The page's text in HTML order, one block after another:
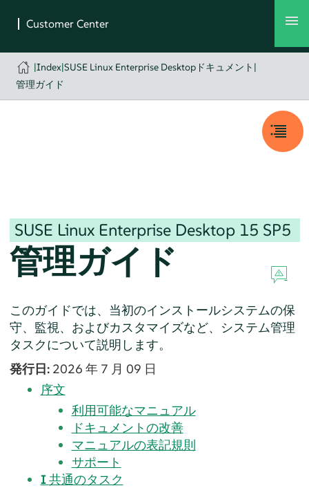
|Index|SUSE Linux Enterprise Desktopドキュメント |
管理ガイド
SUSE Linux Enterprise Desktop 15 SP5
管理ガイド
このガイドでは、当初のインストールシステムの保
守、監視、およびカスタマイズなど、システム管理
タスクについて説明します。
発行日: 2026 年 7 月 09 日
序文
利用可能なマニュアル
ドキュメントの改善
マニュアルの表記規則
サポート
I共通のタスク